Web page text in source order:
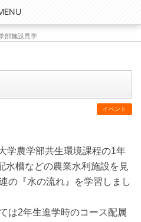
部施設見学
イベント
学農学部共生環境課程の1年
水槽などの農業水利施設を見
の『水の流れ』を学習しまし
は2年生進学時のコース配属